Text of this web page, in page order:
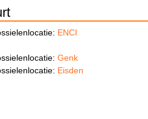
ENCI
Genk
Eisden